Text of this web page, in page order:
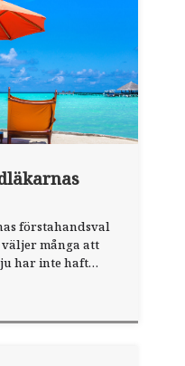
förstahandsval
många att
har inte haft